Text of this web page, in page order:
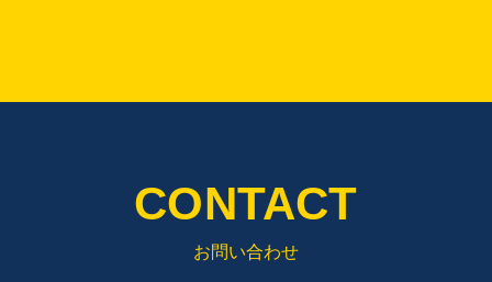
CONTACT
お問い合わせ